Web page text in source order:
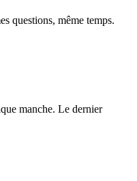
questions, même temps.
manche. Le dernier